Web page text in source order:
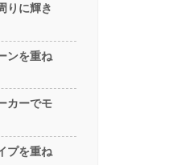
りに輝き
ンを重ね
カーでモ
プを重ね